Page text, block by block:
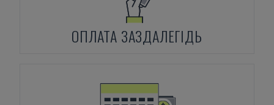
ОПЛАТА ЗАЗДАЛЕГІДЬ